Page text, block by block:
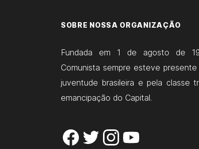
SOBRE NOSSA ORGANIZAÇÃO
Fundada em 1 de agosto de
Comunista sempre esteve
juventude brasileira e pela classe
emancipação do Capital.